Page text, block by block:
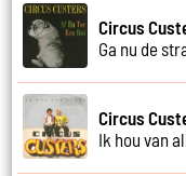
Circus
Ga nu de
Circus
Ik hou van